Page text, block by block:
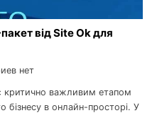
від Site Ok для
нет
критично важливим етапом
бізнесу в онлайн-просторі. У